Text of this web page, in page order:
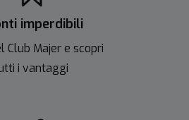
imperdibili
Club Majer e scopri
i vantaggi